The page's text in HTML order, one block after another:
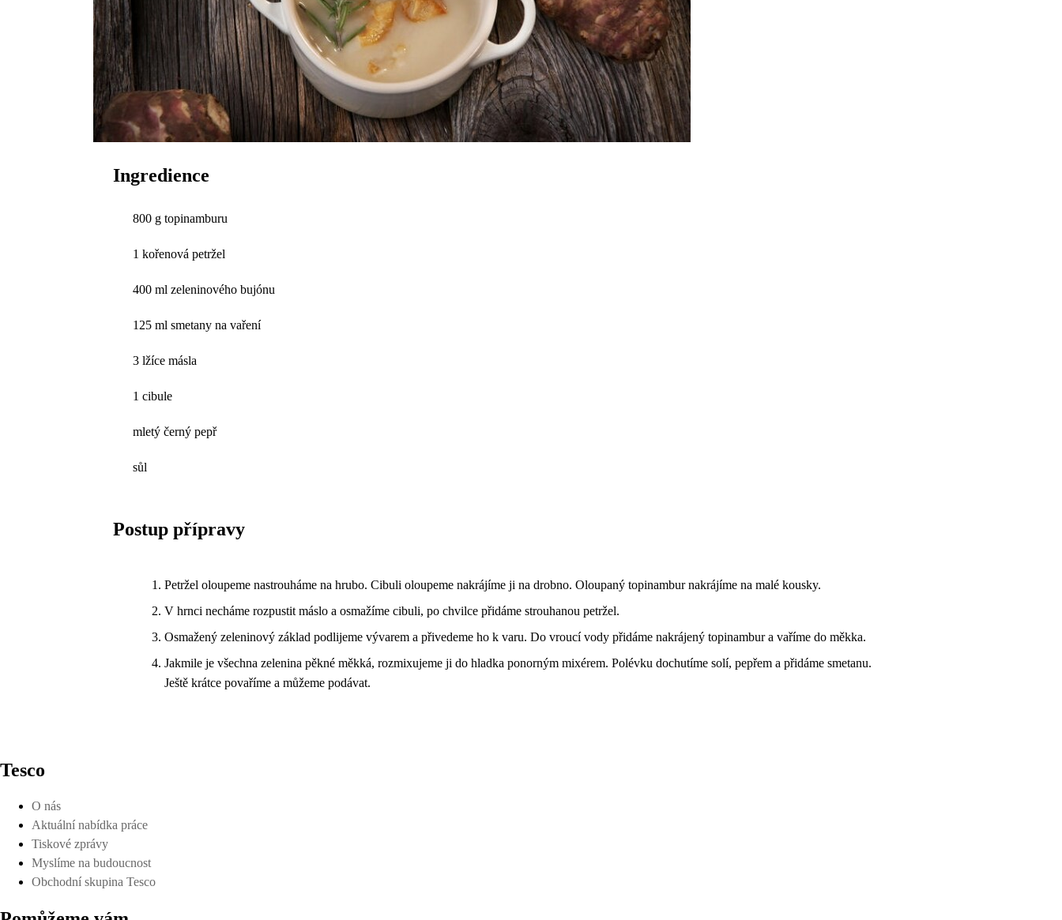
Ingredience
800 g topinamburu
1 kořenová petržel
400 ml zeleninového bujónu
125 ml smetany na vaření
3 lžíce másla
1 cibule
mletý černý pepř
sůl
Postup přípravy
Petržel oloupeme nastrouháme na hrubo. Cibuli oloupeme nakrájíme ji na drobno. Oloupaný topinambur nakrájíme na malé kousky.
V hrnci necháme rozpustit máslo a osmažíme cibuli, po chvilce přidáme strouhanou petržel.
Osmažený zeleninový základ podlijeme vývarem a přivedeme ho k varu. Do vroucí vody přidáme nakrájený topinambur a vaříme do měkka.
Jakmile je všechna zelenina pěkné měkká, rozmixujeme ji do hladka ponorným mixérem. Polévku dochutíme solí, pepřem a přidáme smetanu.
Ještě krátce povaříme a můžeme podávat.
Tesco
O nás
Aktuální nabídka práce
Tiskové zprávy
Myslíme na budoucnost
Obchodní skupina Tesco